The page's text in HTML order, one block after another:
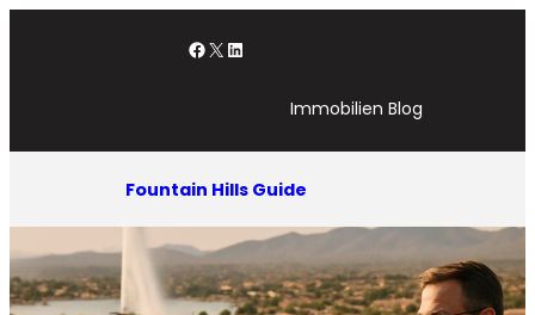
Facebook X LinkedIn
Immobilien Blog
Fountain Hills Guide